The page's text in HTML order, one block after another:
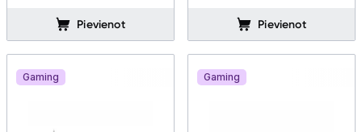
Pievienot Pievienot
Gaming Gaming